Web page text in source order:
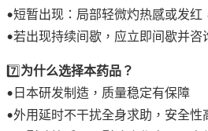
•短暂出现：局部轻微灼热感或发红
•若出现持续间歇，应立即间歇并咨
7️⃣ 为什么选择本药品？
•日本研发制造，质量稳定有保障
•外用延时不干扰全身求助，安全性